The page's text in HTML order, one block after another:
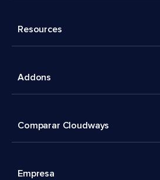
Resources
Addons
Comparar Cloudways
Empresa